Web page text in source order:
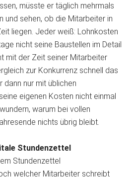
müsste er täglich mehrmals
und sehen, ob die Mitarbeiter in
liegen. Jeder weiß: Lohnkosten
nicht seine Baustellen im Detail
mit der Zeit seiner Mitarbeiter
zur Konkurrenz schnell das
dann nur mit üblichen
eigenen Kosten nicht einmal
warum bei vollen
nichts übrig bleibt.
Stundenzettel
Stundenzettel
welcher Mitarbeiter schreibt